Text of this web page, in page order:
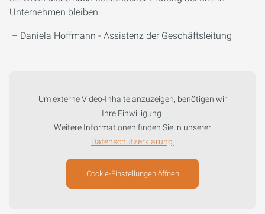
Unternehmen bleiben.
– Daniela Hoffmann - Assistenz der Geschäftsleitung
Um externe Video-Inhalte anzuzeigen, benötigen wir
Ihre Einwilligung.
Weitere Informationen finden Sie in unserer
Datenschutzerklärung.
Cookie-Einstellungen öffnen